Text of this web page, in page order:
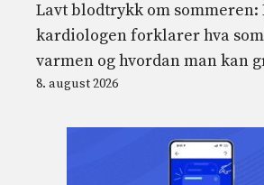
Lavt blodtrykk om sommeren:
kardiologen forklarer hva
varmen og hvordan man kan
8. august 2026